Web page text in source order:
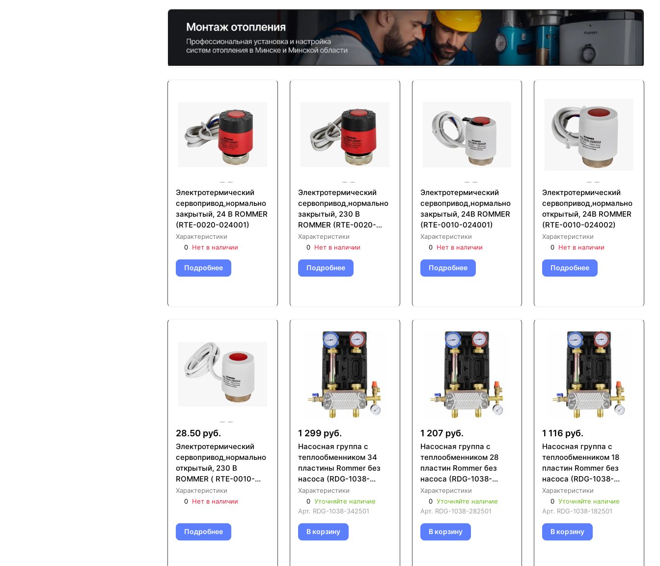
Электротермический
сервопривод,нормально
закрытый, 24 В ROMMER
(RTE-0020-024001)
Характеристики
0 Нет в наличии
Подробнее
Электротермический
сервопривод,нормально
закрытый, 230 В
ROMMER (RTE-0020-
230001)
Характеристики
0 Нет в наличии
Подробнее
Электротермический
сервопривод,нормально
закрытый, 24В ROMMER
(RTE-0010-024001)
Характеристики
0 Нет в наличии
Подробнее
Электротермический
сервопривод,нормально
открытый, 24В ROMMER
(RTE-0010-024002)
Характеристики
0 Нет в наличии
Подробнее
28.50 руб.
Электротермический
сервопривод,нормально
открытый, 230 В
ROMMER ( RTE-0010-
230002)
Характеристики
0 Нет в наличии
Подробнее
1 299 руб.
Насосная группа с
теплообменником 34
пластины Rommer без
насоса (RDG-1038-
342501)
Характеристики
0 Уточняйте наличие
Арт. RDG-1038-342501
В корзину
1 207 руб.
Насосная группа с
теплообменником 28
пластин Rommer без
насоса (RDG-1038-
282501)
Характеристики
0 Уточняйте наличие
Арт. RDG-1038-282501
В корзину
1 116 руб.
Насосная группа с
теплообменником 18
пластин Rommer без
насоса (RDG-1038-
182501)
Характеристики
0 Уточняйте наличие
Арт. RDG-1038-182501
В корзину